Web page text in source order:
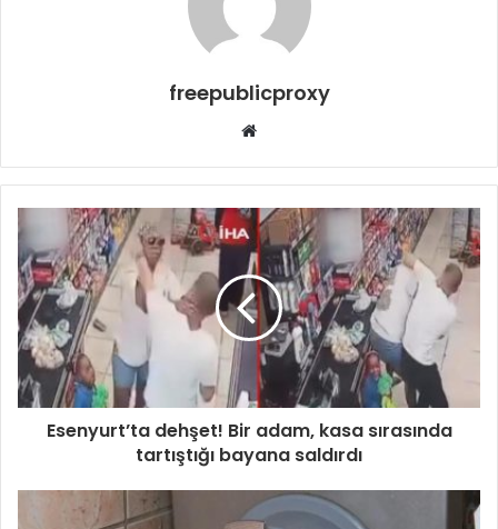
freepublicproxy
Web
Esenyurt’ta dehşet! Bir adam, kasa sırasında
tartıştığı bayana saldırdı